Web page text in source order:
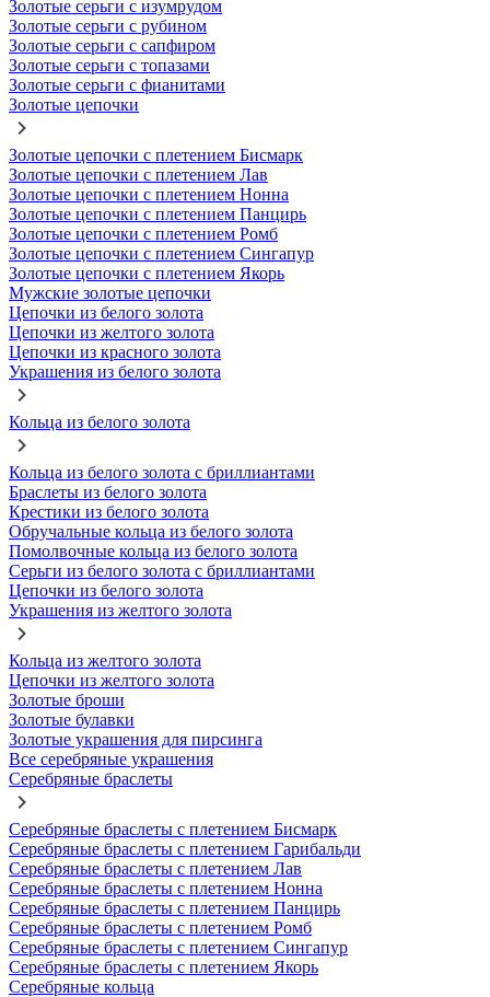
Золотые серьги с изумрудом
Золотые серьги с рубином
Золотые серьги с сапфиром
Золотые серьги с топазами
Золотые серьги с фианитами
Золотые цепочки
Золотые цепочки с плетением Бисмарк
Золотые цепочки с плетением Лав
Золотые цепочки с плетением Нонна
Золотые цепочки с плетением Панцирь
Золотые цепочки с плетением Ромб
Золотые цепочки с плетением Сингапур
Золотые цепочки с плетением Якорь
Мужские золотые цепочки
Цепочки из белого золота
Цепочки из желтого золота
Цепочки из красного золота
Украшения из белого золота
Кольца из белого золота
Кольца из белого золота с бриллиантами
Браслеты из белого золота
Крестики из белого золота
Обручальные кольца из белого золота
Помолвочные кольца из белого золота
Серьги из белого золота с бриллиантами
Цепочки из белого золота
Украшения из желтого золота
Кольца из желтого золота
Цепочки из желтого золота
Золотые броши
Золотые булавки
Золотые украшения для пирсинга
Все серебряные украшения
Серебряные браслеты
Серебряные браслеты с плетением Бисмарк
Серебряные браслеты с плетением Гарибальди
Серебряные браслеты с плетением Лав
Серебряные браслеты с плетением Нонна
Серебряные браслеты с плетением Панцирь
Серебряные браслеты с плетением Ромб
Серебряные браслеты с плетением Сингапур
Серебряные браслеты с плетением Якорь
Серебряные кольца